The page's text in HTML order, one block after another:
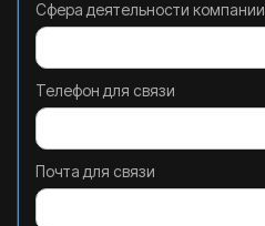
Сфера деятельности компании
Телефон для связи
Почта для связи